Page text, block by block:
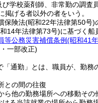
学校薬剤師、非常勤の調査
掲げる者以外の者をいう。
保険法(昭和22年法律第50号)
14年法律第73号)に基づく船
等公務災害補償条例(昭和41
一部改正)
「通勤」とは、職員が、勤務
との間の往復
ら他の勤務場所への移動そ